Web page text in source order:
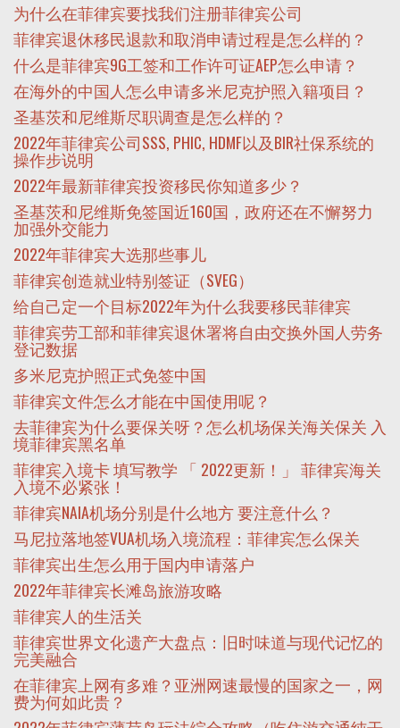
为什么在菲律宾要找我们注册菲律宾公司
菲律宾退休移民退款和取消申请过程是怎么样的？
什么是菲律宾9G工签和工作许可证AEP怎么申请？
在海外的中国人怎么申请多米尼克护照入籍项目？
圣基茨和尼维斯尽职调查是怎么样的？
2022年菲律宾公司SSS, PHIC, HDMF以及BIR社保系统的
操作步说明
2022年最新菲律宾投资移民你知道多少？
圣基茨和尼维斯免签国近160国，政府还在不懈努力
加强外交能力
2022年菲律宾大选那些事儿
菲律宾创造就业特别签证（SVEG）
给自己定一个目标2022年为什么我要移民菲律宾
菲律宾劳工部和菲律宾退休署将自由交换外国人劳务
登记数据
多米尼克护照正式免签中国
菲律宾文件怎么才能在中国使用呢？
去菲律宾为什么要保关呀？怎么机场保关海关保关 入
境菲律宾黑名单
菲律宾入境卡 填写教学 「 2022更新！」 菲律宾海关
入境不必紧张！
菲律宾NAIA机场分别是什么地方 要注意什么？
马尼拉落地签VUA机场入境流程：菲律宾怎么保关
菲律宾出生怎么用于国内申请落户
2022年菲律宾长滩岛旅游攻略
菲律宾人的生活关
菲律宾世界文化遗产大盘点：旧时味道与现代记忆的
完美融合
在菲律宾上网有多难？亚洲网速最慢的国家之一，网
费为何如此贵？